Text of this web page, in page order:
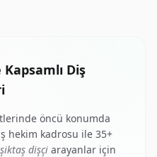
Diş
öncü konumda
hekim kadrosu ile 35+
dişçi arayanlar için